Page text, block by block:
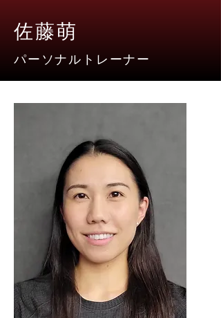
佐藤萌
パーソナルトレーナー